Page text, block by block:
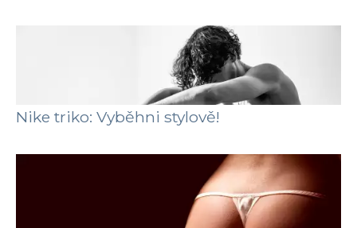
Nike triko: Vyběhni stylově!